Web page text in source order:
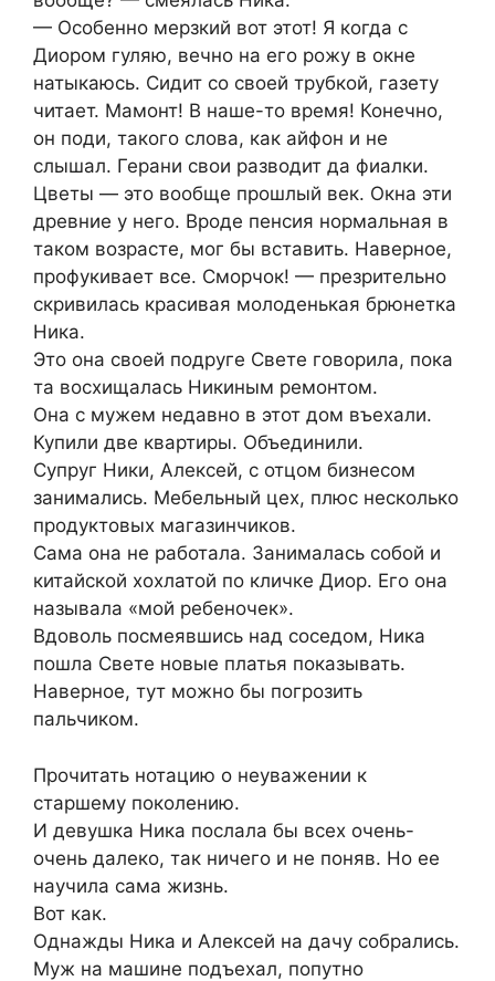
— Особенно мерзкий вот этот! Я когда с
Диором гуляю, вечно на его рожу в окне
натыкаюсь. Сидит со своей трубкой, газету
читает. Мамонт! В наше-то время! Конечно,
он поди, такого слова, как айфон и не
слышал. Герани свои разводит да фиалки.
Цветы — это вообще прошлый век. Окна эти
древние у него. Вроде пенсия нормальная в
таком возрасте, мог бы вставить. Наверное,
профукивает все. Сморчок! — презрительно
скривилась красивая молоденькая брюнетка
Ника.
Это она своей подруге Свете говорила, пока
та восхищалась Никиным ремонтом.
Она с мужем недавно в этот дом въехали.
Купили две квартиры. Объединили.
Супруг Ники, Алексей, с отцом бизнесом
занимались. Мебельный цех, плюс несколько
продуктовых магазинчиков.
Сама она не работала. Занималась собой и
китайской хохлатой по кличке Диор. Его она
называла «мой ребеночек».
Вдоволь посмеявшись над соседом, Ника
пошла Свете новые платья показывать.
Наверное, тут можно бы погрозить
пальчиком.
Прочитать нотацию о неуважении к
старшему поколению.
И девушка Ника послала бы всех очень-
очень далеко, так ничего и не поняв. Но ее
научила сама жизнь.
Вот как.
Однажды Ника и Алексей на дачу собрались.
Муж на машине подъехал, попутно